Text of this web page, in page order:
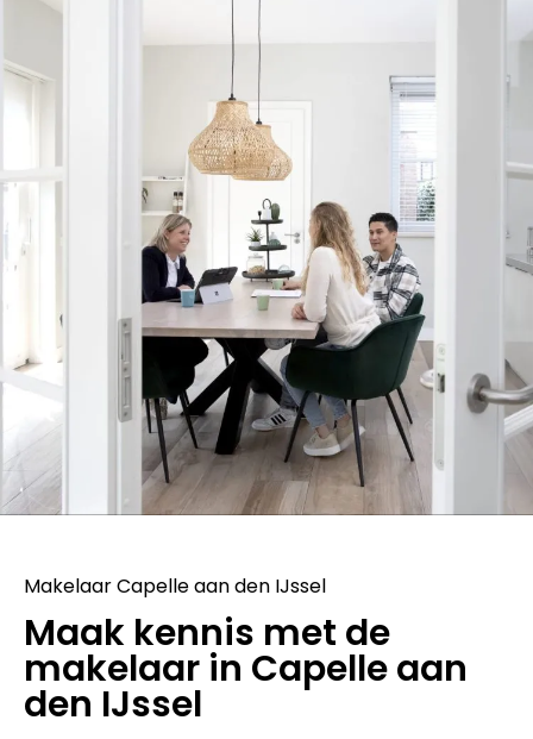
Makelaar Capelle aan den IJssel
Maak kennis met de
makelaar in Capelle aan
den IJssel